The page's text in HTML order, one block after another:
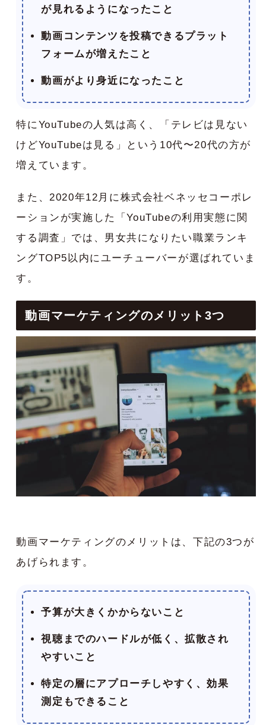
が見れるようになったこと
動画コンテンツを投稿できるプラット
フォームが増えたこと
動画がより身近になったこと
特にYouTubeの人気は高く、「テレビは見ない
けどYouTubeは見る」という10代〜20代の方が
増えています。
また、2020年12月に株式会社ベネッセコーポレ
ーションが実施した「YouTubeの利用実態に関
する調査」では、男女共になりたい職業ランキ
ングTOP5以内にユーチューバーが選ばれていま
す。
動画マーケティングのメリット3つ
動画マーケティングのメリットは、下記の3つが
あげられます。
予算が大きくかからないこと
視聴までのハードルが低く、拡散され
やすいこと
特定の層にアプローチしやすく、効果
測定もできること